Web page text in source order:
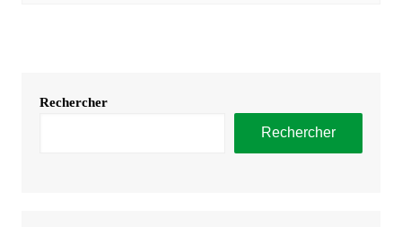
Rechercher
Rechercher